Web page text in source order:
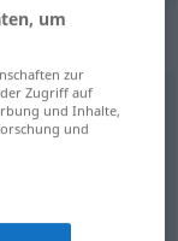
um
zur
Zugriff auf
und Inhalte,
und